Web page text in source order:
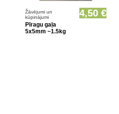
Žāvējumi un
kūpinājumi
Pīragu gaļa
5x5mm ~1.5kg
4,50 €